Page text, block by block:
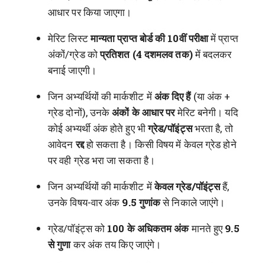
आधार पर किया जाएगा।
मेरिट लिस्टमान्यता प्राप्त बोर्ड की 10वीं परीक्षामें प्राप्त
अंकों/ग्रेड कोप्रतिशत (4 दशमलव तक)में बदलकर
बनाई जाएगी।
जिन अभ्यर्थियों की मार्कशीट मेंअंक दिए हैं(या अंक +
ग्रेड दोनों), उनकेअंकों के आधार परमेरिट बनेगी। यदि
कोई अभ्यर्थी अंक होते हुए भीग्रेड/पॉइंट्सभरता है, तो
आवेदनरद्दहो सकता है। किसी विषय में केवल ग्रेड होने
पर वही ग्रेड भरा जा सकता है।
जिन अभ्यर्थियों की मार्कशीट मेंकेवल ग्रेड/पॉइंट्सहैं,
उनके विषय-वार अंक 9.5 गुणांकसे निकाले जाएंगे।
ग्रेड/पॉइंट्स को 100 के अधिकतम अंकमानते हुए9.5
से गुणाकर अंक तय किए जाएंगे।